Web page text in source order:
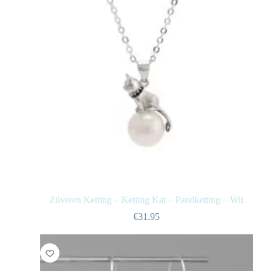
Zilveren Ketting – Ketting Kat – Parelketting – Wit
€31.95